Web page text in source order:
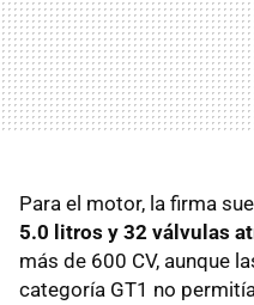
Para el motor, la firma
5.0 litros y 32 válvulas
más de 600 CV, aunque
categoría GT1 no